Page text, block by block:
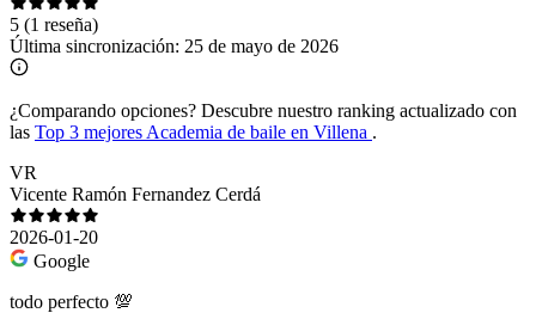
5 (1 reseña)
Última sincronización: 25 de mayo de 2026
¿Comparando opciones? Descubre nuestro ranking actualizado con
las Top 3 mejores Academia de baile en Villena .
VR
Vicente Ramón Fernandez Cerdá
2026-01-20
Google
todo perfecto 💯